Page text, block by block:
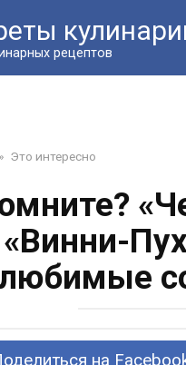
рецептов
» Это интересно
«Винни-
на